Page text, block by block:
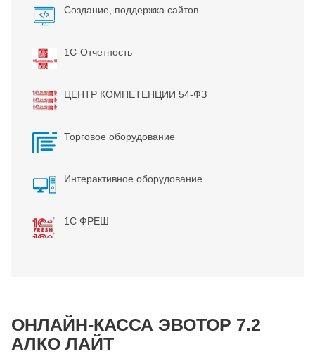
Создание, поддержка сайтов
1С-Отчетность
ЦЕНТР КОМПЕТЕНЦИИ 54-ФЗ
Торговое оборудование
Интерактивное оборудование
1С ФРЕШ
ОНЛАЙН-КАССА ЭВОТОР 7.2
АЛКО ЛАЙТ